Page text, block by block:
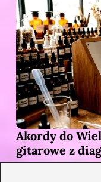
Akordy do
gitarowe z